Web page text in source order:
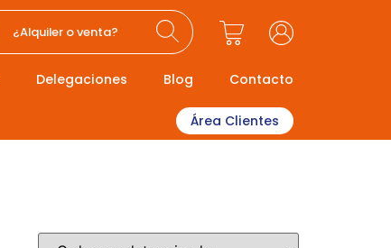
¿Alquiler o venta?
Delegaciones Blog Contacto
Área Clientes